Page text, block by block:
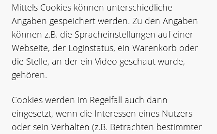
Mittels Cookies können unterschiedliche
Angaben gespeichert werden. Zu den Angaben
können z.B. die Spracheinstellungen auf einer
Webseite, der Loginstatus, ein Warenkorb oder
die Stelle, an der ein Video geschaut wurde,
gehören.
Cookies werden im Regelfall auch dann
eingesetzt, wenn die Interessen eines Nutzers
oder sein Verhalten (z.B. Betrachten bestimmter